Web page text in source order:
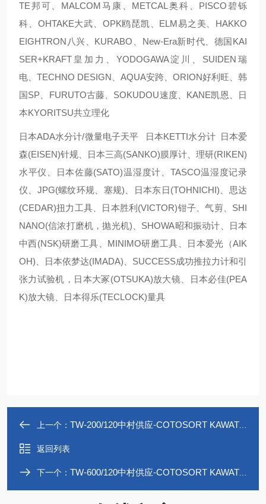
TE邦可、MALCOM马康、METCAL奥科、PISCO碧铄
科、OHTAKE大武、OPK鸥琵凯、ELM易之美、HAKKO
EIGHTRON八兴、KURABO、New-Era新时代、德国KAI
SER+KRAFT皇加力、YODOGAWA淀川、SUIDEN瑞
电、TECHNO DESIGN、AQUA安跨、ORION好利旺、韩
国SP、FURUTO古藤、SOKUDOU速度、KANE凯恩、日
本KYORITSU共立理化
日本ADA水分计/微量电子天平 日本KETTI水分计 日本爱
森(EISEN)针规、日本三高(SANKO)膜厚计、理研(RIKEN)
水平仪、日本佐藤(SATO)温湿度计、TASCO温湿度记录
仪、JPG(螺纹环规、塞规)、日本东日(TOHNICHI)、思达
(CEDAR)扭力工具、日本胜利(VICTOR)钳子、气剪、SHI
NANO(信浓打磨机，抛光机)、SHOWA昭和振动计、日本
中西(NSK)研磨工具、MINIMO研磨工具、日本爱光（AIK
OH)、日本依梦达(IMADA)、SUCCESS成功推拉力计和引
张力试验机，日本大冢(OTSUKA)放大镜、日本必佳(PEA
K)放大镜、日本得乐(TECLOCK)量具
上一个： TW-200/120中村供应-COTOSORT KAWATA模具温度控制器
返回列表
下一个： TW-600/120中村供应-COTOSORT KAWATA模具温度控制器